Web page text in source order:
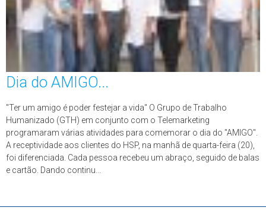
Dia do AMIGO...
"Ter um amigo é poder festejar a vida" O Grupo de Trabalho
Humanizado (GTH) em conjunto com o Telemarketing
programaram várias atividades para comemorar o dia do "AMIGO".
A receptividade aos clientes do HSP, na manhã de quarta-feira (20),
foi diferenciada. Cada pessoa recebeu um abraço, seguido de balas
e cartão. Dando continu...